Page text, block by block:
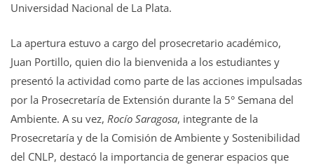
Universidad Nacional de La Plata.
La apertura estuvo a cargo del prosecretario académico,
Juan Portillo, quien dio la bienvenida a los estudiantes y
presentó la actividad como parte de las acciones impulsadas
por la Prosecretaría de Extensión durante la 5° Semana del
Ambiente. A su vez, Rocío Saragosa, integrante de la
Prosecretaría y de la Comisión de Ambiente y Sostenibilidad
del CNLP, destacó la importancia de generar espacios que